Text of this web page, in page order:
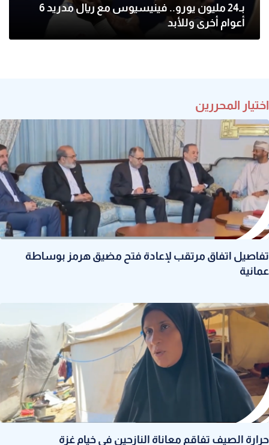
بـ24 مليون يورو.. فينيسيوس مع ريال مدريد 6
أعوام أخرى وللأبد
اختيار المحررين
تفاصيل اتفاق مرتقب لإعادة فتح مضيق هرمز بوساطة
عمانية
حرارة الصيف تفاقم معاناة النازحين في خيام غزة